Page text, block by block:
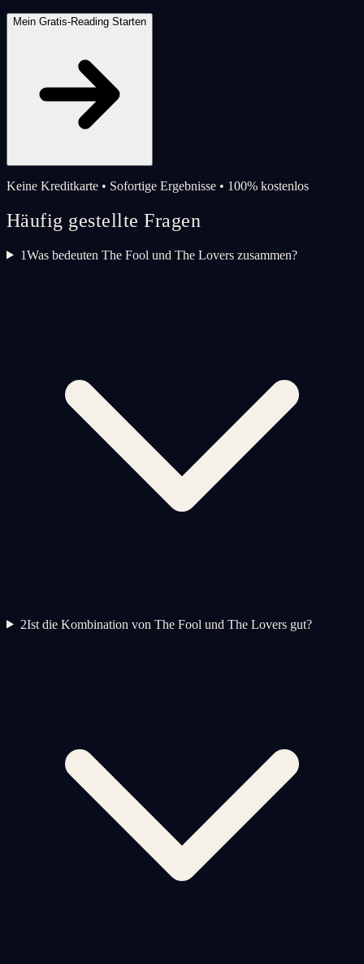
Mein Gratis-Reading Starten
Keine Kreditkarte • Sofortige Ergebnisse • 100% kostenlos
Häufig gestellte Fragen
1Was bedeuten The Fool und The Lovers zusammen?
2Ist die Kombination von The Fool und The Lovers gut?